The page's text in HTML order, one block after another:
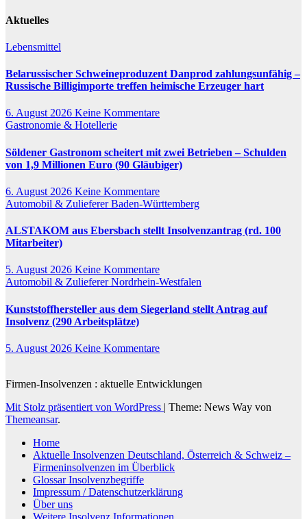
Aktuelles
Lebensmittel
Belarussischer Schweineproduzent Danprod zahlungsunfähig –
Russische Billigimporte treffen heimische Erzeuger hart
6. August 2026 Keine Kommentare
Gastronomie & Hotellerie
Söldener Gastronom scheitert mit zwei Betrieben – Schulden
von 1,9 Millionen Euro (90 Gläubiger)
6. August 2026 Keine Kommentare
Automobil & ZuliefererBaden-Württemberg
ALSTAKOM aus Ebersbach stellt Insolvenzantrag (rd. 100
Mitarbeiter)
5. August 2026 Keine Kommentare
Automobil & ZuliefererNordrhein-Westfalen
Kunststoffhersteller aus dem Siegerland stellt Antrag auf
Insolvenz (290 Arbeitsplätze)
5. August 2026 Keine Kommentare
Firmen-Insolvenzen : aktuelle Entwicklungen
Mit Stolz präsentiert von WordPress | Theme: News Way von
Themeansar.
Home
Aktuelle Insolvenzen Deutschland, Österreich & Schweiz –
Firmeninsolvenzen im Überblick
Glossar Insolvenzbegriffe
Impressum / Datenschutzerklärung
Über uns
Weitere Insolvenz Informationen